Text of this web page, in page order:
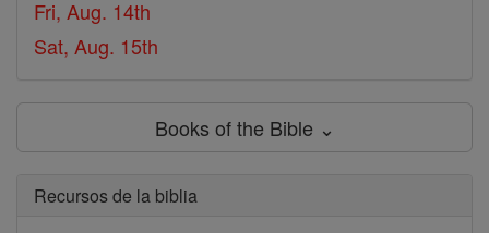
Fri, Aug. 14th
Sat, Aug. 15th
Books of the Bible ⌄
Recursos de la biblia